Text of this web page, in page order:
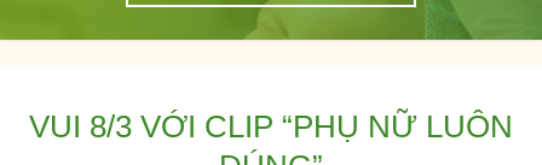
VUI 8/3 VỚI CLIP “PHỤ NỮ LUÔN